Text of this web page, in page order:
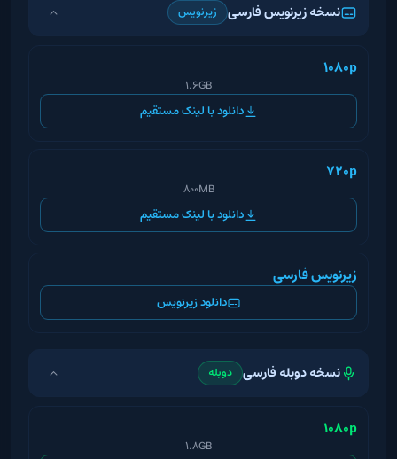
نسخه زیرنویس فارسی زیرنویس
1080p
1.6GB
دانلود با لینک مستقیم
720p
800MB
دانلود با لینک مستقیم
زیرنویس فارسی
دانلود زیرنویس
نسخه دوبله فارسی دوبله
1080p
1.8GB